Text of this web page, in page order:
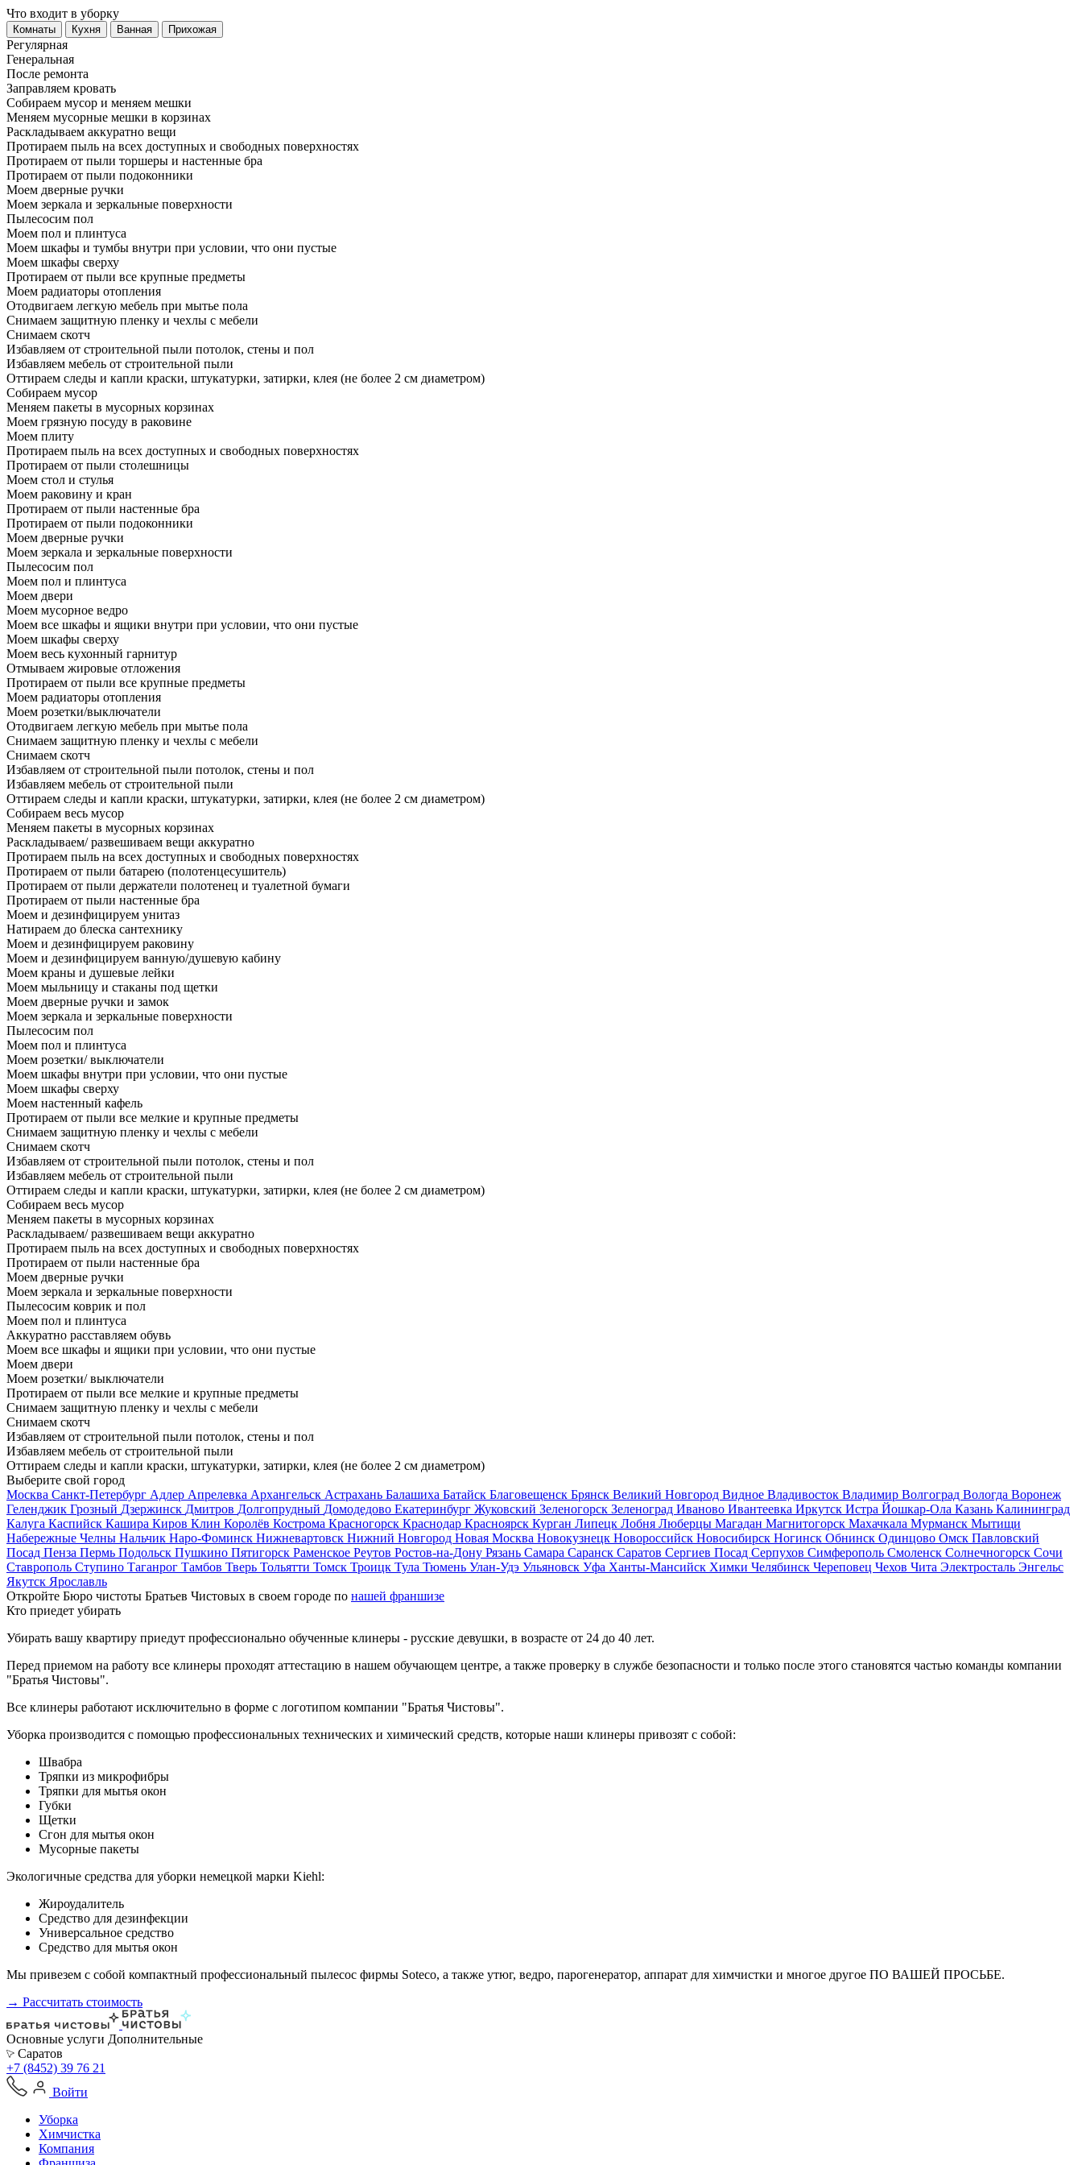
Что входит в уборку
Регу­лярная
Гене­ральная
После ремонта
Заправляем кровать
Собираем мусор и меняем мешки
Меняем мусорные мешки в корзинах
Раскладываем аккуратно вещи
Протираем пыль на всех доступных и свободных поверхностях
Протираем от пыли торшеры и настенные бра
Протираем от пыли подоконники
Моем дверные ручки
Моем зеркала и зеркальные поверхности
Пылесосим пол
Моем пол и плинтуса
Моем шкафы и тумбы внутри при условии, что они пустые
Моем шкафы сверху
Протираем от пыли все крупные предметы
Моем радиаторы отопления
Отодвигаем легкую мебель при мытье пола
Снимаем защитную пленку и чехлы с мебели
Снимаем скотч
Избавляем от строительной пыли потолок, стены и пол
Избавляем мебель от строительной пыли
Оттираем следы и капли краски, штукатурки, затирки, клея (не более 2 см диаметром)
Собираем мусор
Меняем пакеты в мусорных корзинах
Моем грязную посуду в раковине
Моем плиту
Протираем пыль на всех доступных и свободных поверхностях
Протираем от пыли столешницы
Моем стол и стулья
Моем раковину и кран
Протираем от пыли настенные бра
Протираем от пыли подоконники
Моем дверные ручки
Моем зеркала и зеркальные поверхности
Пылесосим пол
Моем пол и плинтуса
Моем двери
Моем мусорное ведро
Моем все шкафы и ящики внутри при условии, что они пустые
Моем шкафы сверху
Моем весь кухонный гарнитур
Отмываем жировые отложения
Протираем от пыли все крупные предметы
Моем радиаторы отопления
Моем розетки/выключатели
Отодвигаем легкую мебель при мытье пола
Снимаем защитную пленку и чехлы с мебели
Снимаем скотч
Избавляем от строительной пыли потолок, стены и пол
Избавляем мебель от строительной пыли
Оттираем следы и капли краски, штукатурки, затирки, клея (не более 2 см диаметром)
Собираем весь мусор
Меняем пакеты в мусорных корзинах
Раскладываем/ развешиваем вещи аккуратно
Протираем пыль на всех доступных и свободных поверхностях
Протираем от пыли батарею (полотенцесушитель)
Протираем от пыли держатели полотенец и туалетной бумаги
Протираем от пыли настенные бра
Моем и дезинфицируем унитаз
Натираем до блеска сантехнику
Моем и дезинфицируем раковину
Моем и дезинфицируем ванную/душевую кабину
Моем краны и душевые лейки
Моем мыльницу и стаканы под щетки
Моем дверные ручки и замок
Моем зеркала и зеркальные поверхности
Пылесосим пол
Моем пол и плинтуса
Моем розетки/ выключатели
Моем шкафы внутри при условии, что они пустые
Моем шкафы сверху
Моем настенный кафель
Протираем от пыли все мелкие и крупные предметы
Снимаем защитную пленку и чехлы с мебели
Снимаем скотч
Избавляем от строительной пыли потолок, стены и пол
Избавляем мебель от строительной пыли
Оттираем следы и капли краски, штукатурки, затирки, клея (не более 2 см диаметром)
Собираем весь мусор
Меняем пакеты в мусорных корзинах
Раскладываем/ развешиваем вещи аккуратно
Протираем пыль на всех доступных и свободных поверхностях
Протираем от пыли настенные бра
Моем дверные ручки
Моем зеркала и зеркальные поверхности
Пылесосим коврик и пол
Моем пол и плинтуса
Аккуратно расставляем обувь
Моем все шкафы и ящики при условии, что они пустые
Моем двери
Моем розетки/ выключатели
Протираем от пыли все мелкие и крупные предметы
Снимаем защитную пленку и чехлы с мебели
Снимаем скотч
Избавляем от строительной пыли потолок, стены и пол
Избавляем мебель от строительной пыли
Оттираем следы и капли краски, штукатурки, затирки, клея (не более 2 см диаметром)
Выберите свой город
Москва Санкт-Петербург Адлер Апрелевка Архангельск Астрахань Балашиха Батайск Благовещенск Брянск Великий Новгород Видное Владивосток Владимир Волгоград Вологда Воронеж
Геленджик Грозный Дзержинск Дмитров Долгопрудный Домодедово Екатеринбург Жуковский Зеленогорск Зеленоград Иваново Ивантеевка Иркутск Истра Йошкар-Ола Казань Калининград
Калуга Каспийск Кашира Киров Клин Королёв Кострома Красногорск Краснодар Красноярск Курган Липецк Лобня Люберцы Магадан Магнитогорск Махачкала Мурманск Мытищи
Набережные Челны Нальчик Наро-Фоминск Нижневартовск Нижний Новгород Новая Москва Новокузнецк Новороссийск Новосибирск Ногинск Обнинск Одинцово Омск Павловский
Посад Пенза Пермь Подольск Пушкино Пятигорск Раменское Реутов Ростов-на-Дону Рязань Самара Саранск Саратов Сергиев Посад Серпухов Симферополь Смоленск Солнечногорск Сочи
Ставрополь Ступино Таганрог Тамбов Тверь Тольятти Томск Троицк Тула Тюмень Улан-Удэ Ульяновск Уфа Ханты-Мансийск Химки Челябинск Череповец Чехов Чита Электросталь Энгельс
Якутск Ярославль
Откройте Бюро чистоты Братьев Чистовых в своем городе по нашей франшизе
Кто приедет убирать
Убирать вашу квартиру приедут профессионально обученные клинеры - русские девушки, в возрасте от 24 до 40 лет.
Перед приемом на работу все клинеры проходят аттестацию в нашем обучающем центре, а также проверку в службе безопасности и только после этого становятся частью команды компании
"Братья Чистовы".
Все клинеры работают исключительно в форме с логотипом компании "Братья Чистовы".
Уборка производится с помощью профессиональных технических и химический средств, которые наши клинеры привозят с собой:
Швабра
Тряпки из микрофибры
Тряпки для мытья окон
Губки
Щетки
Сгон для мытья окон
Мусорные пакеты
Экологичные средства для уборки немецкой марки Kiehl:
Жироудалитель
Средство для дезинфекции
Универсальное средство
Средство для мытья окон
Мы привезем с собой компактный профессиональный пылесос фирмы Soteco, а также утюг, ведро, парогенератор, аппарат для химчистки и многое другое ПО ВАШЕЙ ПРОСЬБЕ.
→ Рассчитать стоимость
Основные услуги Дополнительные
Саратов
+7 (8452) 39 76 21
Войти
Уборка
Химчистка
Компания